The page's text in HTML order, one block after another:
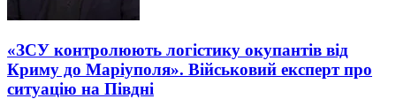
«ЗСУ контролюють логістику окупантів від
Криму до Маріуполя». Військовий експерт про
ситуацію на Півдні